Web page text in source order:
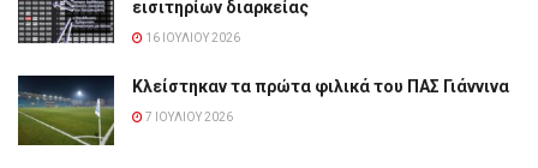
εισιτηρίων διαρκείας
16 ΙΟΥΛΊΟΥ 2026
Κλείστηκαν τα πρώτα φιλικά του ΠΑΣ Γιάννινα
7 ΙΟΥΛΊΟΥ 2026